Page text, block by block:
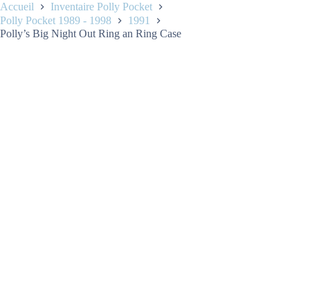
Accueil
Inventaire Polly Pocket
Polly Pocket 1989 - 1998
1991
Polly’s Big Night Out Ring an Ring Case